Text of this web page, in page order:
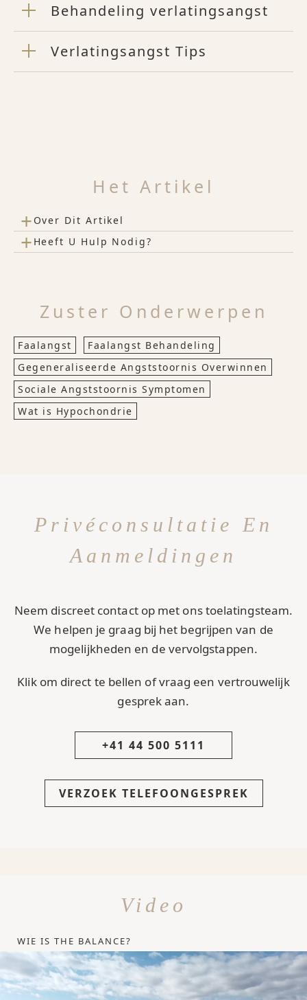
Behandeling verlatingsangst
Verlatingsangst Tips
Het Artikel
+ Over Dit Artikel
+ Heeft U Hulp Nodig?
Zuster Onderwerpen
Faalangst
Faalangst Behandeling
Gegeneraliseerde Angststoornis Overwinnen
Sociale Angststoornis Symptomen
Wat is Hypochondrie
Privéconsultatie En
Aanmeldingen
Neem discreet contact op met ons toelatingsteam.
We helpen je graag bij het begrijpen van de
mogelijkheden en de vervolgstappen.
Klik om direct te bellen of vraag een vertrouwelijk
gesprek aan.
+41 44 500 5111
VERZOEK TELEFOONGESPREK
Video
WIE IS THE BALANCE?